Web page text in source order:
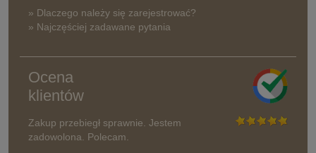
» Dlaczego należy się zarejestrować?
» Najczęściej zadawane pytania
Ocena
klientów
Zakup przebiegł sprawnie. Jestem
zadowolona. Polecam.